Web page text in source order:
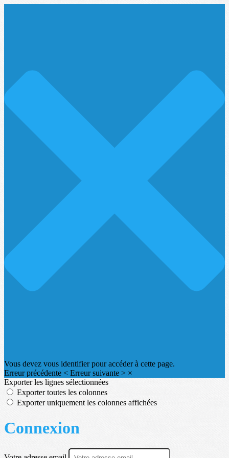
Vous devez vous identifier pour accéder à cette page.
Erreur précédente < Erreur suivante > ×
Exporter les lignes sélectionnées
Exporter toutes les colonnes
Exporter uniquement les colonnes affichées
Connexion